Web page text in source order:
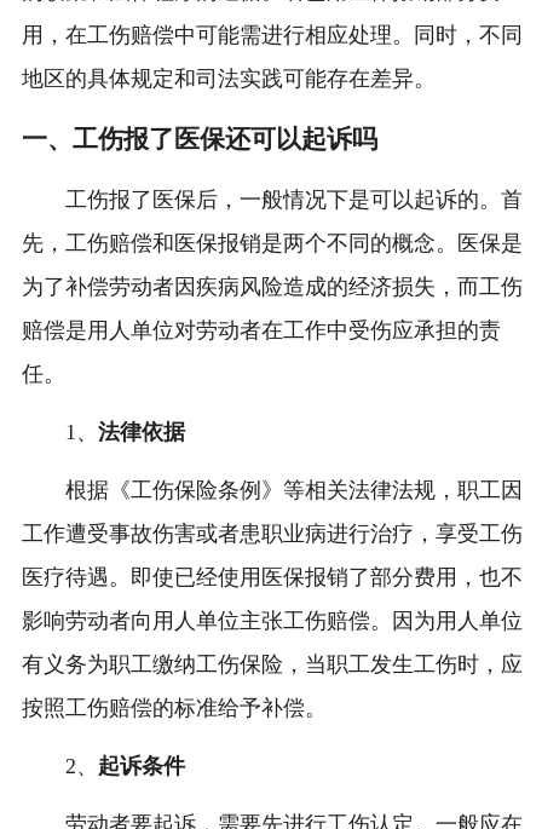
用，在工伤赔偿中可能需进行相应处理。同时，不同
地区的具体规定和司法实践可能存在差异。
一、工伤报了医保还可以起诉吗
工伤报了医保后，一般情况下是可以起诉的。首
先，工伤赔偿和医保报销是两个不同的概念。医保是
为了补偿劳动者因疾病风险造成的经济损失，而工伤
赔偿是用人单位对劳动者在工作中受伤应承担的责
任。
1、 法律依据
根据《工伤保险条例》等相关法律法规，职工因
工作遭受事故伤害或者患职业病进行治疗，享受工伤
医疗待遇。即使已经使用医保报销了部分费用，也不
影响劳动者向用人单位主张工伤赔偿。因为用人单位
有义务为职工缴纳工伤保险，当职工发生工伤时，应
按照工伤赔偿的标准给予补偿。
2、 起诉条件
劳动者要起诉，需要先进行工伤认定。一般应在